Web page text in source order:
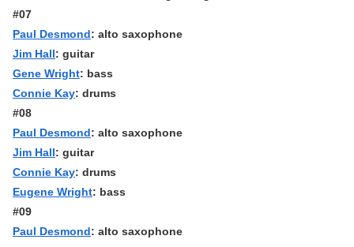
#07
Paul Desmond: alto saxophone
Jim Hall: guitar
Gene Wright: bass
Connie Kay: drums
#08
Paul Desmond: alto saxophone
Jim Hall: guitar
Connie Kay: drums
Eugene Wright: bass
#09
Paul Desmond: alto saxophone